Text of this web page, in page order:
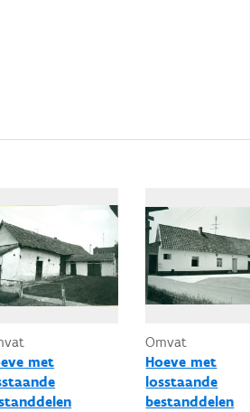
met
Omvat
Hoeve met
losstaande
bestanddelen